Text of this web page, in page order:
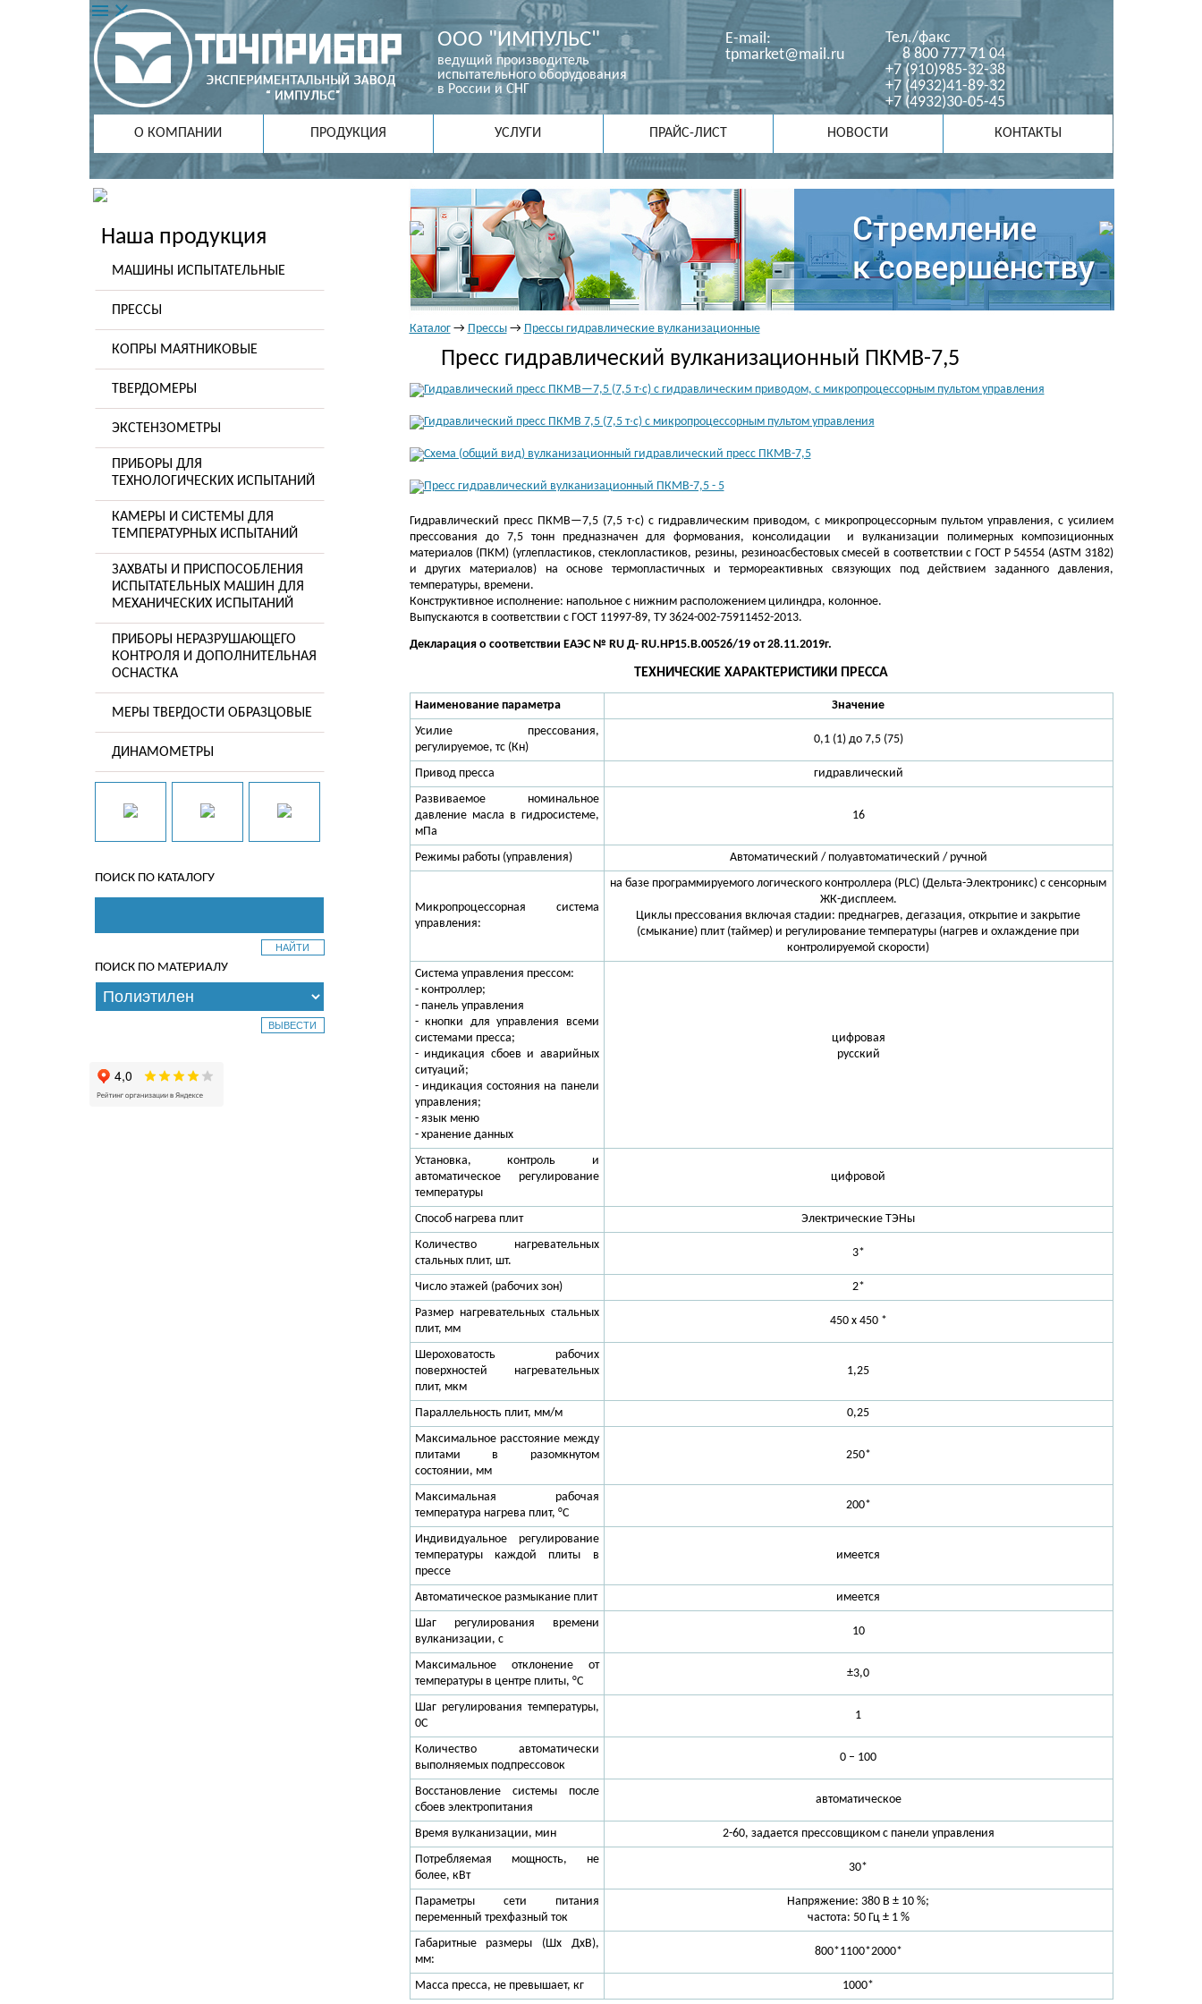
menu close
ООО "ИМПУЛЬС"
ведущий производитель
испытательного оборудования
в России и СНГ
Тел./факс
8 800 777 71 04
+7 (910)985-32-38
+7 (4932)41-89-32
+7 (4932)30-05-45
E-mail:
tpmarket@mail.ru
О КОМПАНИИ ПРОДУКЦИЯ УСЛУГИ ПРАЙС-ЛИСТ НОВОСТИ КОНТАКТЫ
Наша продукция
МАШИНЫ ИСПЫТАТЕЛЬНЫЕ
ПРЕССЫ
КОПРЫ МАЯТНИКОВЫЕ
ТВЕРДОМЕРЫ
ЭКСТЕНЗОМЕТРЫ
ПРИБОРЫ ДЛЯ
ТЕХНОЛОГИЧЕСКИХ ИСПЫТАНИЙ
КАМЕРЫ И СИСТЕМЫ ДЛЯ
ТЕМПЕРАТУРНЫХ ИСПЫТАНИЙ
ЗАХВАТЫ И ПРИСПОСОБЛЕНИЯ
ИСПЫТАТЕЛЬНЫХ МАШИН ДЛЯ
МЕХАНИЧЕСКИХ ИСПЫТАНИЙ
ПРИБОРЫ НЕРАЗРУШАЮЩЕГО
КОНТРОЛЯ И ДОПОЛНИТЕЛЬНАЯ
ОСНАСТКА
МЕРЫ ТВЕРДОСТИ ОБРАЗЦОВЫЕ
ДИНАМОМЕТРЫ
ПОИСК ПО КАТАЛОГУ
ПОИСК ПО МАТЕРИАЛУ
Каталог→ Прессы→ Прессы гидравлические вулканизационные
Пресс гидравлический вулканизационный ПКМВ-7,5
Гидравлический пресс ПКМВ—7,5 (7,5 т∙с) с гидравлическим приводом, с микропроцессорным пультом управления, с усилием
прессования до 7,5 тонн предназначен для формования, консолидации и вулканизации полимерных композиционных
материалов (ПКМ) (углепластиков, стеклопластиков, резины, резиноасбестовых смесей в соответствии с ГОСТ Р 54554 (ASTM 3182)
и других материалов) на основе термопластичных и термореактивных связующих под действием заданного давления,
температуры, времени.
Конструктивное исполнение: напольное с нижним расположением цилиндра, колонное.
Выпускаются в соответствии с ГОСТ 11997-89, ТУ 3624-002-75911452-2013.
Декларация о соответствии ЕАЭС № RU Д- RU.HP15.В.00526/19 от 28.11.2019г.
ТЕХНИЧЕСКИЕ ХАРАКТЕРИСТИКИ ПРЕССА
Наименование параметра
Значение
Усилие прессования,
регулируемое, тс (Кн)
0,1 (1) до 7,5 (75)
Привод пресса
гидравлический
Развиваемое номинальное
давление масла в гидросистеме,
мПа
16
Режимы работы (управления) Автоматический / полуавтоматический / ручной
Микропроцессорная система
управления:
на базе программируемого логического контроллера (PLC) (Дельта-Электроникс) с сенсорным
ЖК-дисплеем.
Циклы прессования включая стадии: преднагрев, дегазация, открытие и закрытие
(смыкание) плит (таймер) и регулирование температуры (нагрев и охлаждение при
контролируемой скорости)
Система управления прессом:
- контроллер;
- панель управления
- кнопки для управления всеми
системами пресса;
- индикация сбоев и аварийных
ситуаций;
- индикация состояния на панели
управления;
- язык меню
- хранение данных
цифровая
русский
Установка, контроль и
автоматическое регулирование
температуры
цифровой
Способ нагрева плит
Электрические ТЭНы
Количество нагревательных
стальных плит, шт.
3*
Число этажей (рабочих зон)
2*
Размер нагревательных стальных
плит, мм
450 х 450 *
Шероховатость рабочих
поверхностей нагревательных
плит, мкм
1,25
Параллельность плит, мм/м
0,25
Максимальное расстояние между
плитами в разомкнутом
состоянии, мм
250*
Максимальная рабочая
температура нагрева плит, °С
200*
Индивидуальное регулирование
температуры каждой плиты в
прессе
имеется
Автоматическое размыкание плит
имеется
Шаг регулирования времени
вулканизации, c
10
Максимальное отклонение от
температуры в центре плиты, °C
±3,0
Шаг регулирования температуры,
0С
1
Количество автоматически
выполняемых подпрессовок
0 – 100
Восстановление системы после
сбоев электропитания
автоматическое
Время вулканизации, мин
2-60, задается прессовщиком с панели управления
Потребляемая мощность, не
более, кВт
30*
Параметры сети питания
переменный трехфазный ток
Напряжение: 380 В ± 10 %;
частота: 50 Гц ± 1 %
Габаритные размеры (Шх ДхВ),
мм:
800*1100*2000*
Масса пресса, не превышает, кг 1000*